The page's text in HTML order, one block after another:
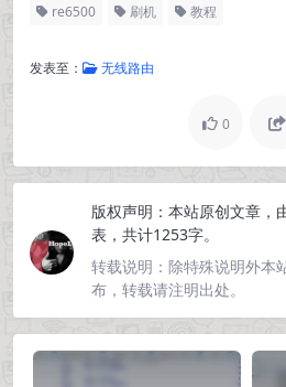
re6500 刷机 教程
发表至： 无线路由
0
版权声明： 本站原创文章，
表，共计1253字。
转载说明： 除特殊说明外本
布，转载请注明出处。